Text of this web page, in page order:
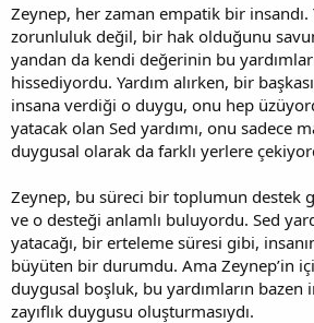
Zeynep, her zaman empatik bir insandı.
zorunluluk değil, bir hak olduğunu
yandan da kendi değerinin bu
hissediyordu. Yardım alırken, bir
insana verdiği o duygu, onu hep
yatacak olan Sed yardımı, onu sadece
duygusal olarak da farklı yerlere
Zeynep, bu süreci bir toplumun destek
ve o desteği anlamlı buluyordu. Sed
yatacağı, bir erteleme süresi gibi,
büyüten bir durumdu. Ama Zeynep’in
duygusal boşluk, bu yardımların
zayıflık duygusu oluşturmasıydı.